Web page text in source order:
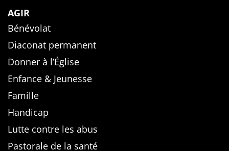
AGIR
Bénévolat
Diaconat permanent
Donner à l’Église
Enfance & Jeunesse
Famille
Handicap
Lutte contre les abus
Pastorale de la santé